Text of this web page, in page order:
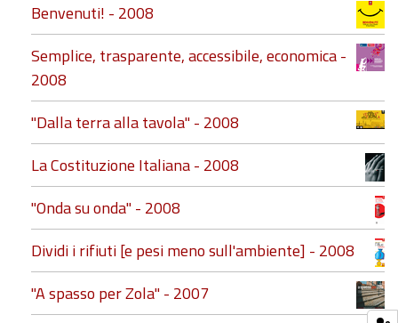
Benvenuti! - 2008
Semplice, trasparente, accessibile, economica -
2008
"Dalla terra alla tavola" - 2008
La Costituzione Italiana - 2008
"Onda su onda" - 2008
Dividi i rifiuti [e pesi meno sull'ambiente] - 2008
"A spasso per Zola" - 2007